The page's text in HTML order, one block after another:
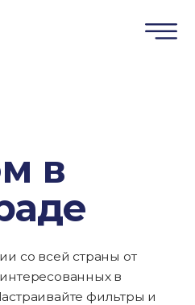
в
со всей страны от
в
фильтры и